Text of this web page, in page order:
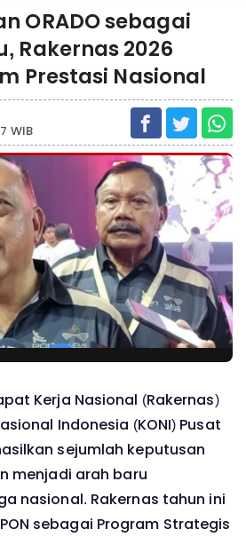
ORADO sebagai
Rakernas 2026
Prestasi Nasional
WIB
Kerja Nasional (Rakernas)
Indonesia (KONI) Pusat
sejumlah keputusan
menjadi arah baru
nasional. Rakernas tahun ini
sebagai Program Strategis